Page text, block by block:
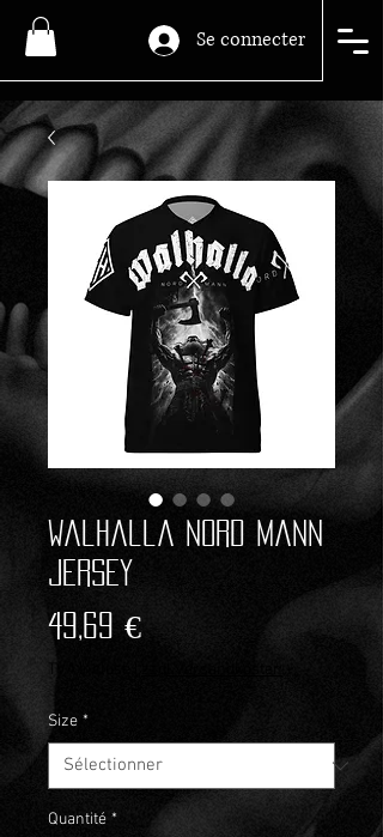
Se connecter
Walhalla Nord Mann
Jersey
49,69 €Prix
TVA Incluse
Size *
Quantité *